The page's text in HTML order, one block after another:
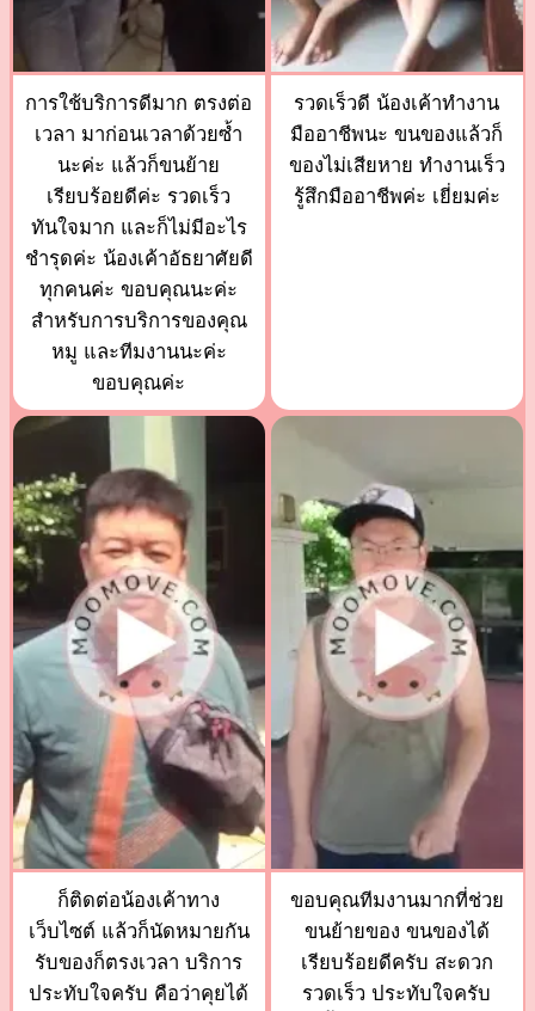
การใช้บริการดีมาก ตรงต่อ
เวลา มาก่อนเวลาด้วยซ้ำ
นะค่ะ แล้วก็ขนย้าย
เรียบร้อยดีค่ะ รวดเร็ว
ทันใจมาก และก็ไม่มีอะไร
ชำรุดค่ะ น้องเค้าอัธยาศัยดี
ทุกคนค่ะ ขอบคุณนะค่ะ
สำหรับการบริการของคุณ
หมู และทีมงานนะค่ะ
ขอบคุณค่ะ
รวดเร็วดี น้องเค้าทำงาน
มืออาชีพนะ ขนของแล้วก็
ของไม่เสียหาย ทำงานเร็ว
รู้สึกมืออาชีพค่ะ เยี่ยมค่ะ
ก็ติดต่อน้องเค้าทาง
เว็บไซต์ แล้วก็นัดหมายกัน
รับของก็ตรงเวลา บริการ
ประทับใจครับ คือว่าคุยได้
ขอบคุณทีมงานมากที่ช่วย
ขนย้ายของ ขนของได้
เรียบร้อยดีครับ สะดวก
รวดเร็ว ประทับใจครับ